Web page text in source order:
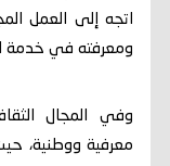
اتجه إلى العمل
ومعرفته في خدمة
وفي المجال
معرفية ووطنية،